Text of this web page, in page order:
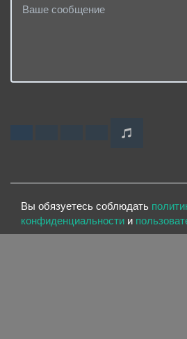
Вы обязуетесь соблюдать
конфиденциальности и